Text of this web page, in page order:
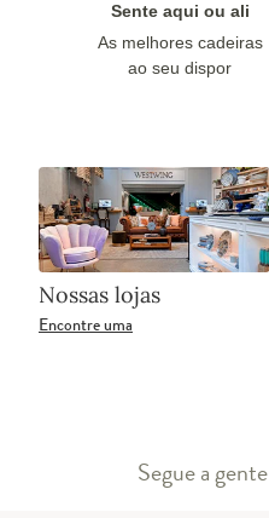
Sente aqui ou ali
As melhores cadeiras
ao seu dispor
Nossas lojas
Encontre uma
Segue a gente